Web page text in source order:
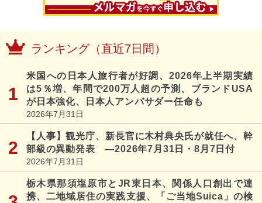
ランキング（直近7日間）
米国への日本人旅行者が好調、2026年上半期実績
は5％増、年間で200万人超の予測、ブランドUSA
が日本強化、日本人アンバサダー任命も
2026年7月31日
【人事】観光庁、新長官に木村典央氏が就任へ、幹
部級の異動発表 ―2026年7月31日・8月7日付
2026年7月31日
栃木県那須塩原市とJR東日本、関係人口創出で連
携、二地域居住の実践支援、「ご当地Suica」の検